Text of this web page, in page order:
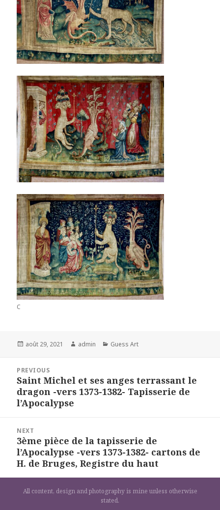
C
Posted
août 29, 2021 Author
admin Categories
Guess Art
l’article
PREVIOUS
Previous
post:
Saint Michel et ses anges terrassant le
dragon -vers 1373-1382- Tapisserie de
l’Apocalypse
NEXT
Next
post:
3ème pièce de la tapisserie de
l’Apocalypse -vers 1373-1382- cartons de
H. de Bruges, Registre du haut
All content, design and photography is mine unless otherwise
stated.